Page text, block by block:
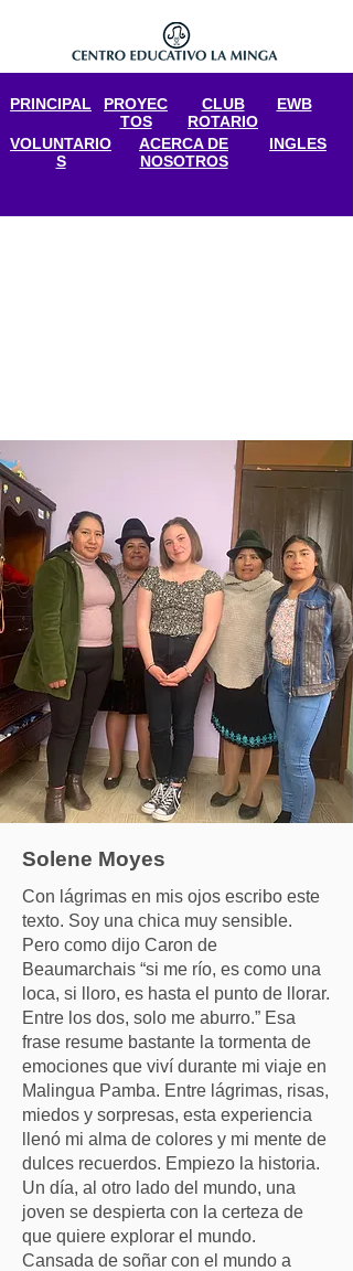
PRINCIPAL
PROYEC
TOS
CLUB
ROTARIO
VOLUNTARIO
S
ACERCA DE
NOSOTROS
EWB
INGLES
Solene Moyes
Con lágrimas en mis ojos escribo este
texto. Soy una chica muy sensible.
Pero como dijo Caron de
Beaumarchais “si me río, es como una
loca, si lloro, es hasta el punto de llorar.
Entre los dos, solo me aburro.” Esa
frase resume bastante la tormenta de
emociones que viví durante mi viaje en
Malingua Pamba. Entre lágrimas, risas,
miedos y sorpresas, esta experiencia
llenó mi alma de colores y mi mente de
dulces recuerdos. Empiezo la historia.
Un día, al otro lado del mundo, una
joven se despierta con la certeza de
que quiere explorar el mundo.
Cansada de soñar con el mundo a